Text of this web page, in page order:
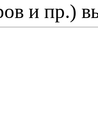
и пр.)